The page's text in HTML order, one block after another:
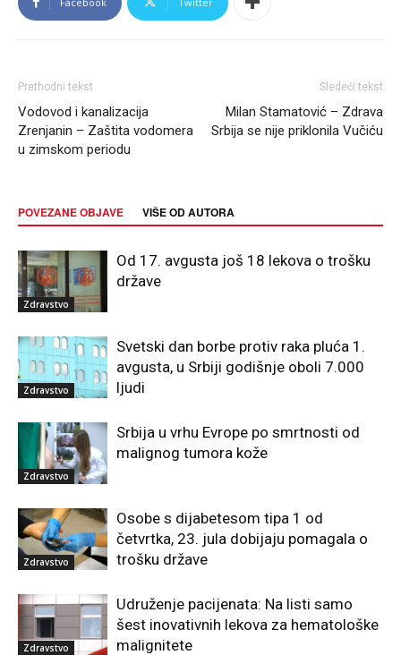
Prethodni tekst
Vodovod i kanalizacija
Zrenjanin – Zaštita vodomera
u zimskom periodu
Sledeći tekst
Milan Stamatović – Zdrava
Srbija se nije priklonila Vučiću
POVEZANE OBJAVE VIŠE OD AUTORA
Zdravstvo
Od 17. avgusta još 18 lekova o trošku
države
Zdravstvo
Svetski dan borbe protiv raka pluća 1.
avgusta, u Srbiji godišnje oboli 7.000
ljudi
Zdravstvo
Srbija u vrhu Evrope po smrtnosti od
malignog tumora kože
Zdravstvo
Osobe s dijabetesom tipa 1 od
četvrtka, 23. jula dobijaju pomagala o
trošku države
Zdravstvo
Udruženje pacijenata: Na listi samo
šest inovativnih lekova za hematološke
malignitete